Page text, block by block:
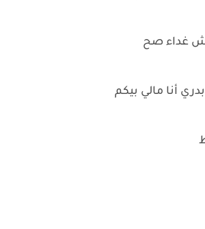
غداء صح
أنا مالي بيكم